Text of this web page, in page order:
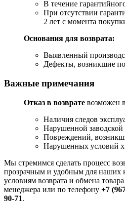
В течение
При отсутствии
2 лет с момента
Основания для возврата:
Выявленный
Дефекты, возникшие
Важные примечания
Отказ в возврате возможен
Наличия следов
Нарушенной заводской
Повреждений,
Нарушенных условий
Мы стремимся сделать процесс
прозрачным и удобным для наших
условиям возврата и обмена
менеджера или по телефону +7
90-71.